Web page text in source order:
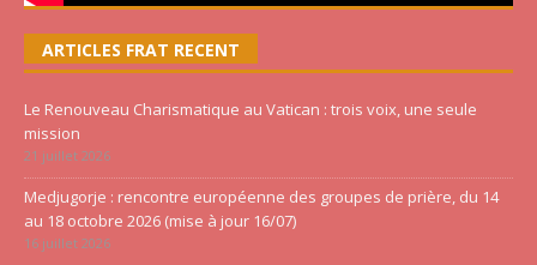
ARTICLES FRAT RECENT
Le Renouveau Charismatique au Vatican : trois voix, une seule
mission
21 juillet 2026
Medjugorje : rencontre européenne des groupes de prière, du 14
au 18 octobre 2026 (mise à jour 16/07)
16 juillet 2026